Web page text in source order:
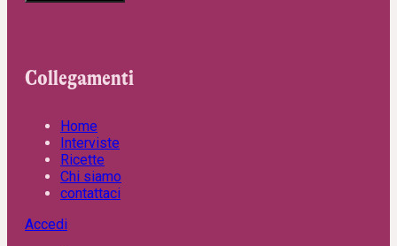
Collegamenti
Home
Interviste
Ricette
Chi siamo
contattaci
Accedi